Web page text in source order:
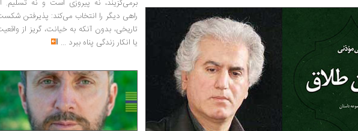
برمی‌گزیند، نه پیروزی است و نه تسلیم.
راهی دیگر را انتخاب می‌کند: پذیرفتن
تاریخی، بدون آنکه به خیانت، گریز از
یا انکار زندگی پناه ببرد ...